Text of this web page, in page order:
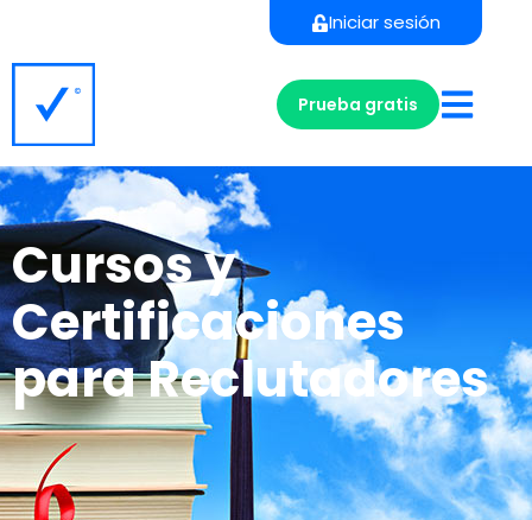
Iniciar sesión
Prueba gratis
Cursos y
Certificaciones
para Reclutadores